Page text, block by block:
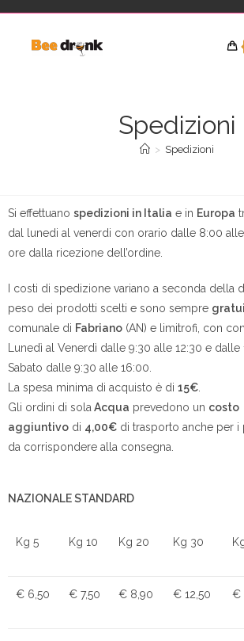
Spedizioni
> Spedizioni
Si effettuano spedizioni in Italia e in Europa
dal lunedi al venerdi con orario dalle 8:00
ore dalla ricezione dell’ordine.
I costi di spedizione variano a seconda della
peso dei prodotti scelti e sono sempre
comunale di Fabriano (AN) e limitrofi, con
Lunedì al Venerdì dalle 9:30 alle 12:30 e dalle
Sabato dalle 9:30 alle 16:00.
La spesa minima di acquisto è di 15€
Gli ordini di sola Acqua prevedono un costo
aggiuntivo di 4,00€ di trasporto anche per i
da corrispondere alla consegna.
NAZIONALE STANDARD
Kg 5 Kg 10 Kg 20 Kg 30
€ 6,50 € 7,50 € 8,90 € 12,50 €